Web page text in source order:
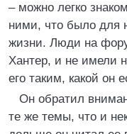
– можно легко
ними, что было для
жизни. Люди на
Хантер, и не имели
его таким, какой он
Он обратил
те же темы, что и